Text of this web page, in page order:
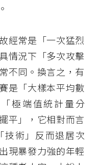
經常是「一次猛烈
情況下「多次攻擊
不同。換言之，有
是「大樣本平均數
極端值統計量分
平」，它相對而言
技術」反而退居次
現暴發力強的年輕